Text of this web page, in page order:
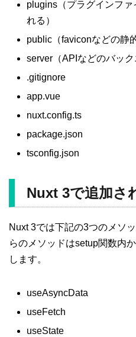
plugins（プラグインフ
れる）
public（faviconなどの静
server（APIなどのバック
.gitignore
app.vue
nuxt.config.ts
package.json
tsconfig.json
Nuxt 3で追加さ
Nuxt 3では下記の3つのメソ
らのメソッドはsetup関数内
します。
useAsyncData
useFetch
useState